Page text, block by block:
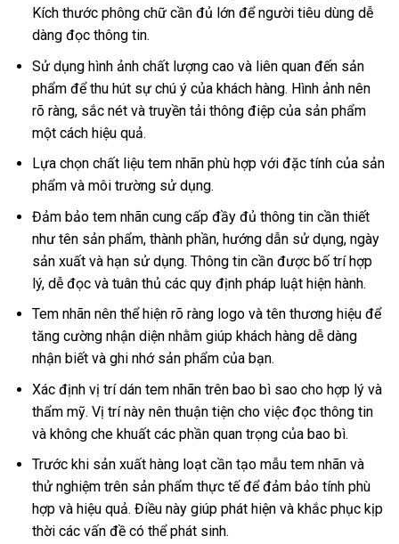
Kích thước phông chữ cần đủ lớn để người tiêu dùng dễ
dàng đọc thông tin.
Sử dụng hình ảnh chất lượng cao và liên quan đến sản
phẩm để thu hút sự chú ý của khách hàng. Hình ảnh nên
rõ ràng, sắc nét và truyền tải thông điệp của sản phẩm
một cách hiệu quả.
Lựa chọn chất liệu tem nhãn phù hợp với đặc tính của sản
phẩm và môi trường sử dụng.
Đảm bảo tem nhãn cung cấp đầy đủ thông tin cần thiết
như tên sản phẩm, thành phần, hướng dẫn sử dụng, ngày
sản xuất và hạn sử dụng. Thông tin cần được bố trí hợp
lý, dễ đọc và tuân thủ các quy định pháp luật hiện hành.
Tem nhãn nên thể hiện rõ ràng logo và tên thương hiệu để
tăng cường nhận diện nhằm giúp khách hàng dễ dàng
nhận biết và ghi nhớ sản phẩm của bạn.
Xác định vị trí dán tem nhãn trên bao bì sao cho hợp lý và
thẩm mỹ. Vị trí này nên thuận tiện cho việc đọc thông tin
và không che khuất các phần quan trọng của bao bì.
Trước khi sản xuất hàng loạt cần tạo mẫu tem nhãn và
thử nghiệm trên sản phẩm thực tế để đảm bảo tính phù
hợp và hiệu quả. Điều này giúp phát hiện và khắc phục kịp
thời các vấn đề có thể phát sinh.